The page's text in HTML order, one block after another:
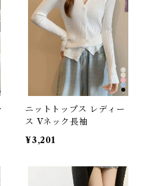
ニットトップス レディー
ス Vネック長袖
¥3,201